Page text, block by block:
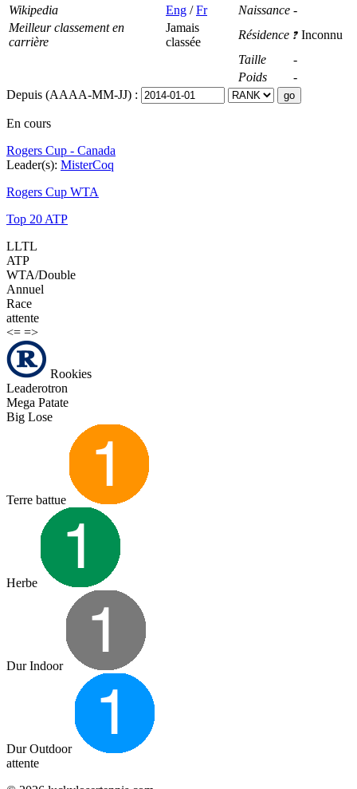
Wikipedia
Eng /Fr Naissance -
Meilleur classement en
carrière
Jamais
classée
Résidence
Inconnu
Taille
-
Poids
-
Depuis (AAAA-MM-JJ) :
En cours
Rogers Cup - Canada
Leader(s): MisterCoq
Rogers Cup WTA
Top 20 ATP
LLTL
ATP
WTA/Double
Annuel
Race
attente
<= =>
Rookies
Leaderotron
Mega Patate
Big Lose
Terre battue
Herbe
Dur Indoor
Dur Outdoor
attente